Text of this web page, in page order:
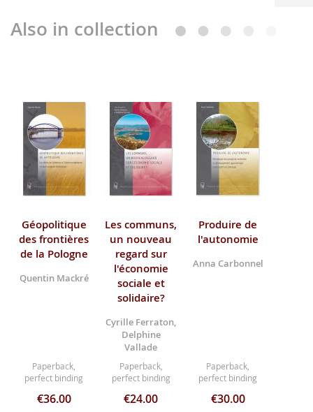
Also in collection
Géopolitique
des frontières
de la Pologne
Quentin Mackré
Paperback,
perfect binding
€36.00
Les communs,
un nouveau
regard sur
l'économie
sociale et
solidaire?
Cyrille Ferraton,
Delphine
Vallade
Paperback,
perfect binding
€24.00
Produire de
l'autonomie
Anna Carbonnel
Paperback,
perfect binding
€30.00